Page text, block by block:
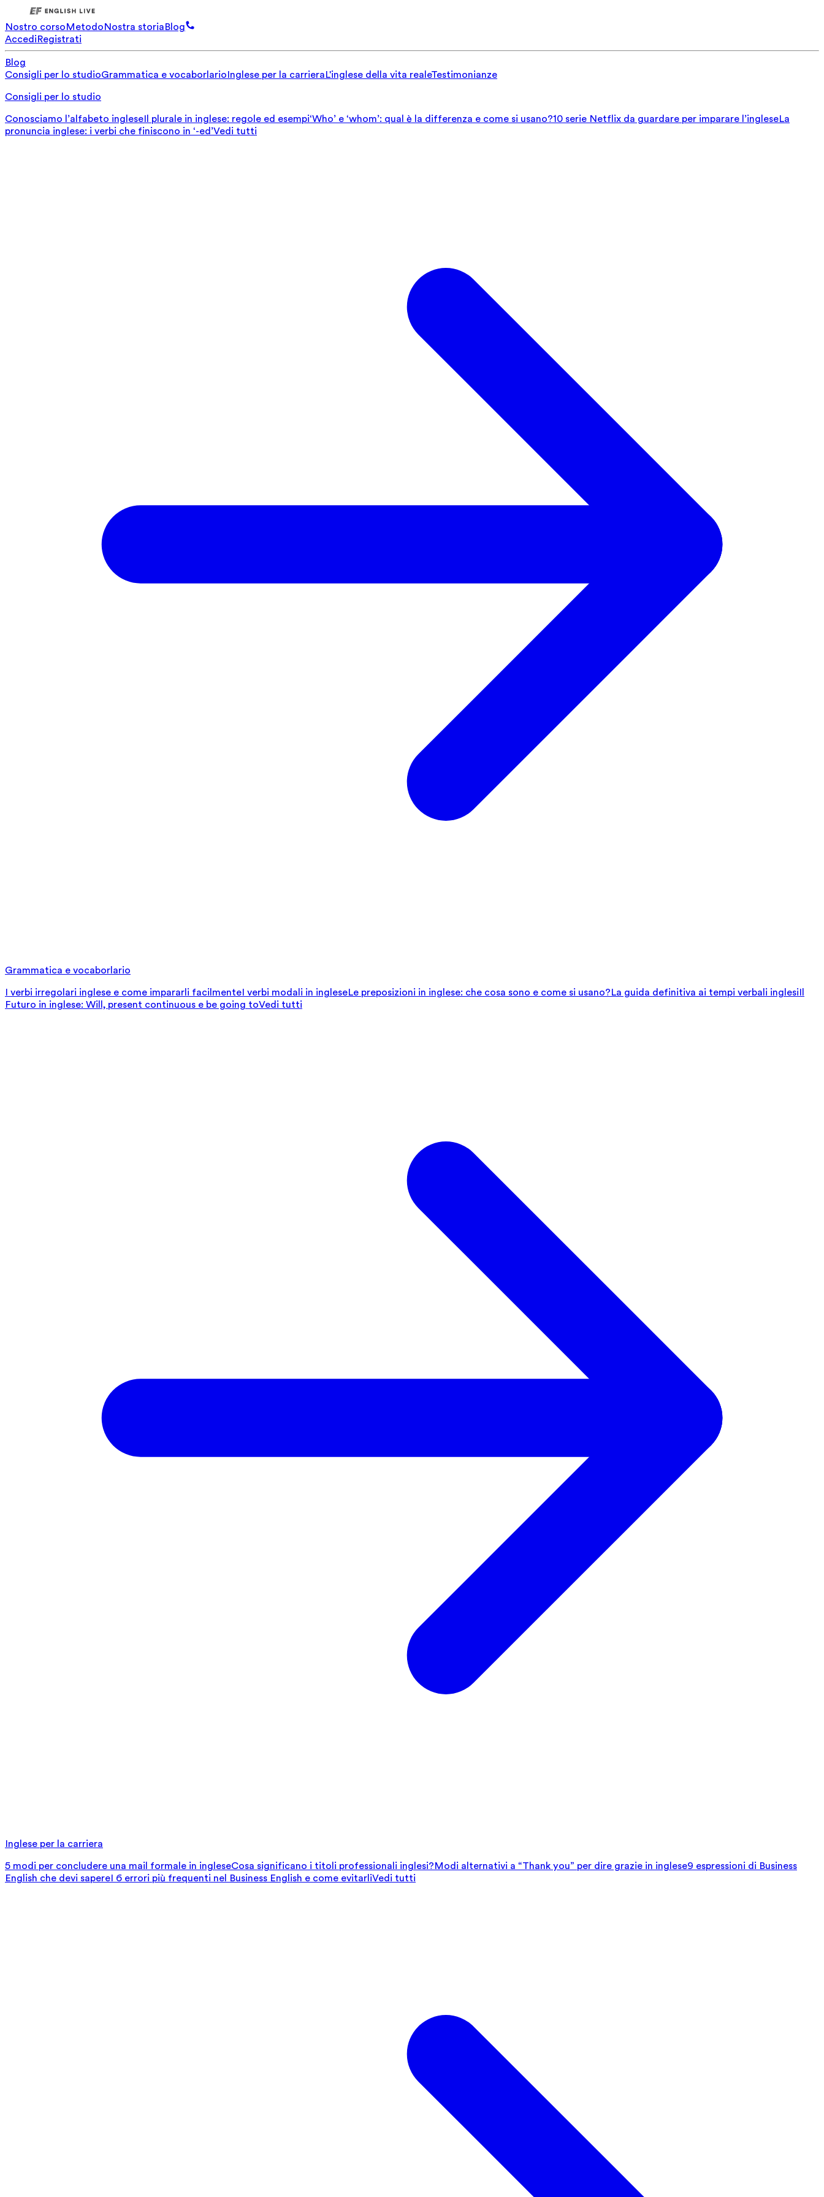
Nostro corsoMetodoNostra storiaBlog
AccediRegistrati
Blog
Consigli per lo studioGrammatica e vocaborlarioInglese per la carrieraL'inglese della vita realeTestimonianze
Consigli per lo studio
Conosciamo l’alfabeto ingleseIl plurale in inglese: regole ed esempi‘Who’ e ‘whom’: qual è la differenza e come si usano?10 serie Netflix da guardare per imparare l’ingleseLa
pronuncia inglese: i verbi che finiscono in ‘-ed’Vedi tutti
Grammatica e vocaborlario
I verbi irregolari inglese e come impararli facilmenteI verbi modali in ingleseLe preposizioni in inglese: che cosa sono e come si usano?La guida definitiva ai tempi verbali inglesiIl
Futuro in inglese: Will, present continuous e be going toVedi tutti
Inglese per la carriera
5 modi per concludere una mail formale in ingleseCosa significano i titoli professionali inglesi?Modi alternativi a “Thank you” per dire grazie in inglese9 espressioni di Business
English che devi sapereI 6 errori più frequenti nel Business English e come evitarliVedi tutti